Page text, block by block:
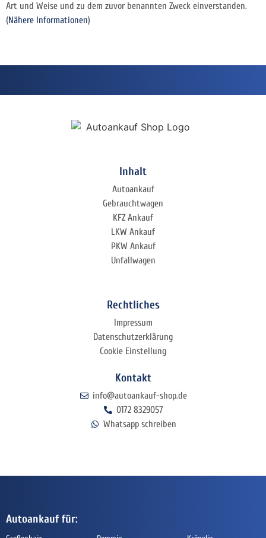
Art und Weise und zu dem zuvor benannten Zweck einverstanden.
(Nähere Informationen)
Inhalt
Autoankauf
Gebrauchtwagen
KFZ Ankauf
LKW Ankauf
PKW Ankauf
Unfallwagen
Rechtliches
Impressum
Datenschutzerklärung
Cookie Einstellung
Kontakt
info@autoankauf-shop.de
0172 8329057
Whatsapp schreiben
Autoankauf für: